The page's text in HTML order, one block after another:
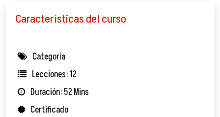
Características del curso
Categoría
Lecciones: 12
Duración: 52 Mins
Certificado